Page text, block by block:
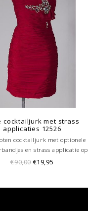
cocktailjurk met strass
applicaties 12526
cocktailjurk met optionele
en strass applicatie op
de borst.
€90,00€19,95